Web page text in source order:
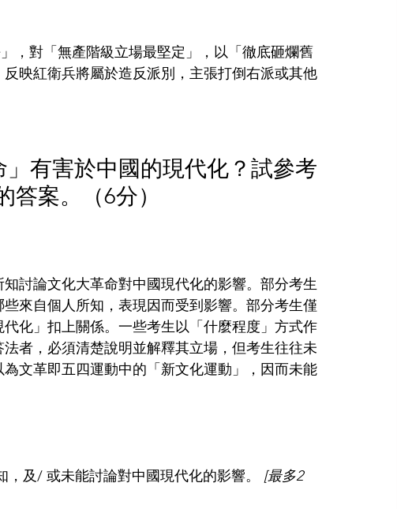
，對「無產階級立場最堅定」，以「徹底砸爛舊
映紅衛兵將屬於造反派別，主張打倒右派或其他
」有害於中國的現代化？試參考
案。（6分）
討論文化大革命對中國現代化的影響。部分考生
來自個人所知，表現因而受到影響。部分考生僅
化」扣上關係。一些考生以「什麼程度」方式作
者，必須清楚說明並解釋其立場，但考生往往未
文革即五四運動中的「新文化運動」，因而未能
及/ 或未能討論對中國現代化的影響。 [最多2